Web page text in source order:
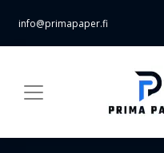
info@primapaper.fi